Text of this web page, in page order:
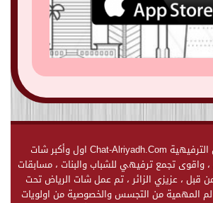
شات دردشة الرياض الترفيهية Chat-Alriyadh.Com اول وأكبر شات
تجمع ترفيهي للشباب والبنات ، مسابقات
قبل ، عزيزي الزائر ، تم عمل شات الرياض تحت
المهمية من التجسس والخصوصية من اولويات